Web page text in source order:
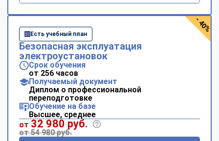
Есть учебный план
Безопасная эксплуатация
электроустановок
Срок обучения
от 256 часов
Получаемый документ
Диплом о профессиональной
переподготовке
Обучение на базе
Высшее, среднее
от 32 980 руб.
от 54 980 руб.
- 40%